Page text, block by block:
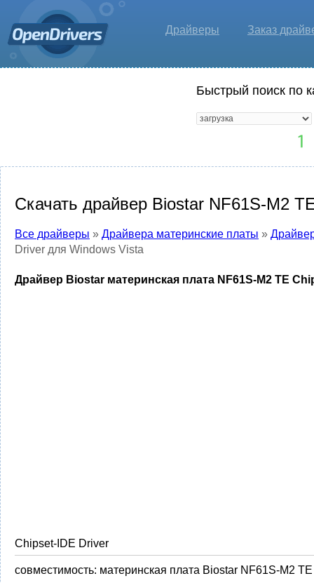
Драйверы Заказ
Быстрый поиск по
Скачать драйвер Biostar NF61S-M2
Все драйверы » Драйвера материнские платы »
Driver для Windows Vista
Драйвер Biostar материнская плата NF61S-M2 TE
Chipset-IDE Driver
совместимость: материнская плата Biostar NF61S-M2 TE